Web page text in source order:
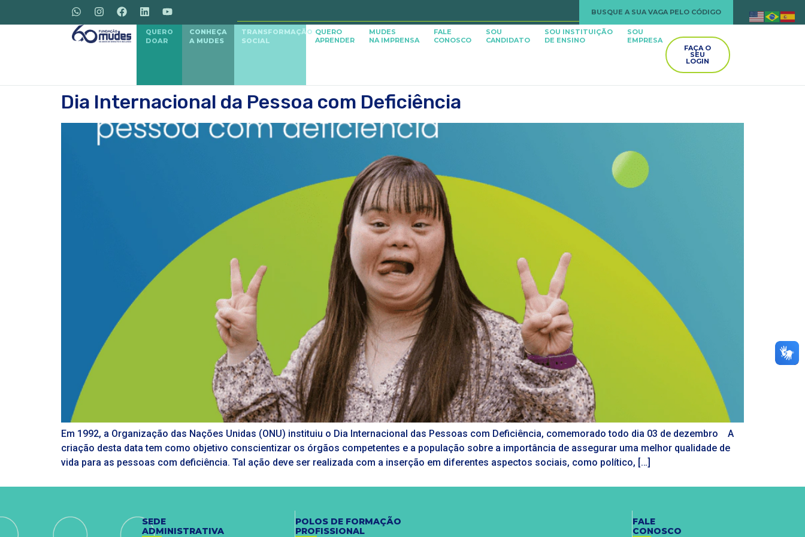
BUSQUE A SUA VAGA PELO CÓDIGO
QUERO
DOAR
CONHEÇA
A MUDES
TRANSFORMAÇÃO
SOCIAL
QUERO
APRENDER
MUDES
NA IMPRENSA
FALE
CONOSCO
SOU
CANDIDATO
SOU INSTITUIÇÃO
DE ENSINO
SOU
EMPRESA
FAÇA O
SEU
LOGIN
Dia Internacional da Pessoa com Deficiência
Em 1992, a Organização das Nações Unidas (ONU) instituiu o Dia Internacional das Pessoas com Deficiência, comemorado todo dia 03 de dezembro A
criação desta data tem como objetivo conscientizar os órgãos competentes e a população sobre a importância de assegurar uma melhor qualidade de
vida para as pessoas com deficiência. Tal ação deve ser realizada com a inserção em diferentes aspectos sociais, como político, […]
SEDE
ADMINISTRATIVA
POLOS DE FORMAÇÃO
PROFISSIONAL
FALE
CONOSCO